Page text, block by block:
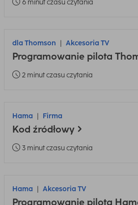
6 minut czasu czytania
dla Thomson Akcesoria TV
Programowanie pilota
2 minut czasu czytania
Hama Firma
Kod źródłowy
3 minut czasu czytania
Hama Akcesoria TV
Programowanie pilota